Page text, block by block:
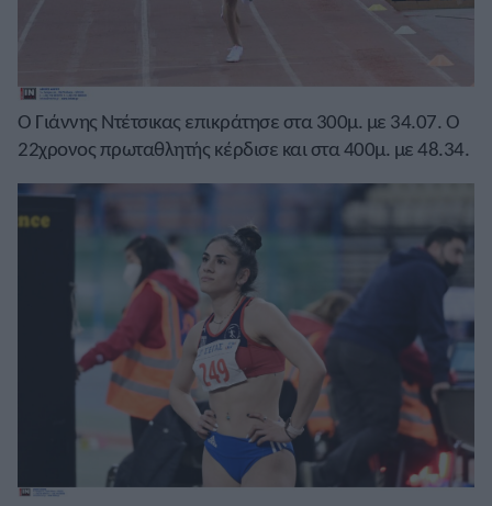
Ο Γιάννης Ντέτσικας επικράτησε στα 300μ. με 34.07. Ο
22χρονος πρωταθλητής κέρδισε και στα 400μ. με 48.34.